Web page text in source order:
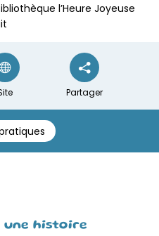
l’Heure Joyeuse
Partager
une histoire